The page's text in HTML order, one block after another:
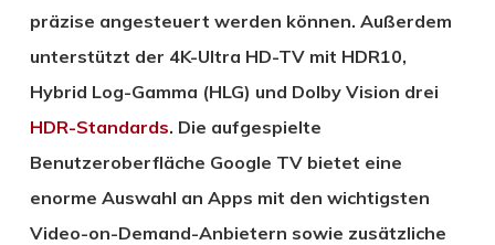
präzise angesteuert werden können. Außerdem
unterstützt der 4K-Ultra HD-TV mit HDR10,
Hybrid Log-Gamma (HLG) und Dolby Vision drei
HDR-Standards. Die aufgespielte
Benutzeroberfläche Google TV bietet eine
enorme Auswahl an Apps mit den wichtigsten
Video-on-Demand-Anbietern sowie zusätzliche